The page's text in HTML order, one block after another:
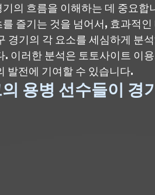
의 흐름을 이해하는 데 중요합
즐기는 것을 넘어서, 효과적
경기의 각 요소를 세심하게 분
. 이러한 분석은 토토사이트 이
발전에 기여할 수 있습니다.
용병 선수들이 경